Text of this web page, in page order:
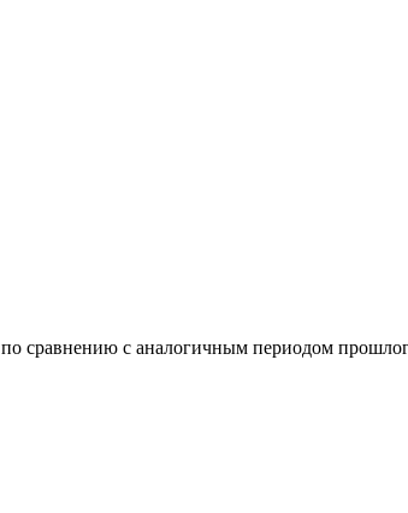
по сравнению с аналогичным периодом